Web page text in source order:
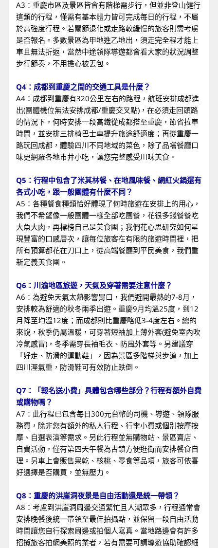
A3：重慶市區及景區皆會有階梯需步行，但並非登山健行
這類的行程，僅需有基本體力皆可完成每日的行程，不屬
於高強度行程。若關節退化或走路較緩慢的旅客則需考慮
是否報名。多數景區為甲地進乙地出，須走完全程才能上
車且無法折返，當然中途領隊導遊都會看大家的狀況調整
步行節奏，不用擔心被丟包。
Q4：成都到重慶之間的交通工具是什麼？
A4：成都到重慶有320公里左右的路程，航班安排成都進
出(團體機位無法安排成都/重慶交叉點)，在必須走回頭路
的情況下，何時安排一段高鐵從成都搭至重慶，節省拉車
時間，並安排三排椅巴士車提升旅途舒適度；再從重慶一
路玩回成都，體驗四川不同地域的菜色，除了品嚐餐廳口
味更網羅各地市井小吃，讓您完整感受川味美食。
Q5：行程中包含了米其林餐、在地風味餐、網紅火鍋還有
各式小吃，跟一般團體有什麼不同？
A5：各種餐食種類恰好體現了何時旅遊在安排上的用心，
我們不希望像一般團體一樣全部吃團餐，花很多錢餐餐吃
大魚大肉，再標榜自己是美食團；我們花心思研究如何呈
現豐富的口感層次，讓每位旅客在有限的旅遊時間裡，把
所有預算都花在刀口上，從高端餐廳到平民美食，我們重
新定義美食團。
Q6：川渝地區旅遊，天氣及穿著需要注意什麼？
A6：為避免天氣太熱影響胃口，我們避開最熱的7-8月，
安排較為舒適的秋冬兩季出遊。重慶9月均溫25度，到12
月降至均溫12度；而成都則比重慶略低3-4度左右。總的
來說，秋季仍屬溫暖，可穿著短袖加上薄外套(避免室內吹
冷氣感冒)，冬季需穿長袖毛衣、防風外套等。另建議穿
「好走、防滑的運動鞋」，因為景區多階梯與步道，加上
四川溼氣重，防滑鞋可有效防止跌倒。
Q7：「報名送小費」具體包含哪些部分？行程有額外自費
或購物嗎？
A7：此行程已包含每日300元台幣的司機、導遊、領隊服
務費，除非您有額外的私人行程、行李小費或個別按摩按
摩、自選表演等需求。另此行程並無購物站、景區賣店、
自費活動，僅有第四天午餐為古鎮方便逛街而安排餐食自
理。另車上會販售果乾、核桃、零食等品項，旅客可依喜
好選擇是否購買，並無壓力。
Q8：重慶的洪崖洞夜景是自由活動還是統一帶領？
A8：考慮到洪崖洞周邊交通繁忙且人潮眾多，行程通常會
安排晚餐後統一帶領至最佳拍攝點，並保留一段自由活動
時間讓您自行探索周邊或拍個人寫真。當地路邊會有許多
招攬旅客拍網美照的業者，若有需要可請導遊協助確認細